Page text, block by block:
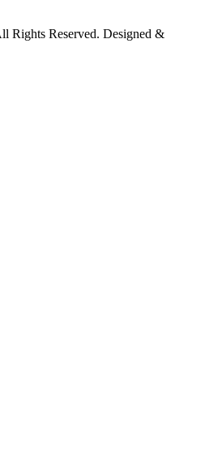
Rights Reserved. Designed &